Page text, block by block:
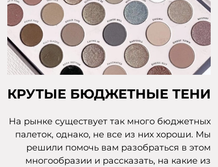
КРУТЫЕ БЮДЖЕТНЫЕ ТЕНИ
На рынке существует так много бюджетных
палеток, однако, не все из них хороши. Мы
решили помочь вам разобраться в этом
многообразии и рассказать, на какие из